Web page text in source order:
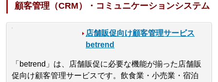
顧客管理（CRM）・コミュニケーションシステム
店舗販促向け顧客管理サービス
betrend
「betrend」は、店舗販促に必要な機能が揃った店舗販
促向け顧客管理サービスです。飲食業・小売業・宿泊